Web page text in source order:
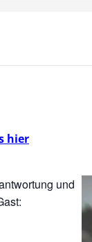
hier
und